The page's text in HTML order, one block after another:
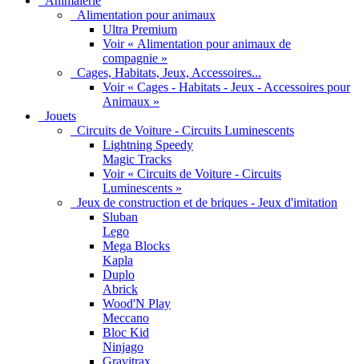
Alimentation pour animaux
Ultra Premium
Voir « Alimentation pour animaux de
compagnie »
Cages, Habitats, Jeux, Accessoires...
Voir « Cages - Habitats - Jeux - Accessoires pour
Animaux »
Jouets
Circuits de Voiture - Circuits Luminescents
Lightning Speedy
Magic Tracks
Voir « Circuits de Voiture - Circuits
Luminescents »
Jeux de construction et de briques - Jeux d'imitation
Sluban
Lego
Mega Blocks
Kapla
Duplo
Abrick
Wood'N Play
Meccano
Bloc Kid
Ninjago
Gravitrax